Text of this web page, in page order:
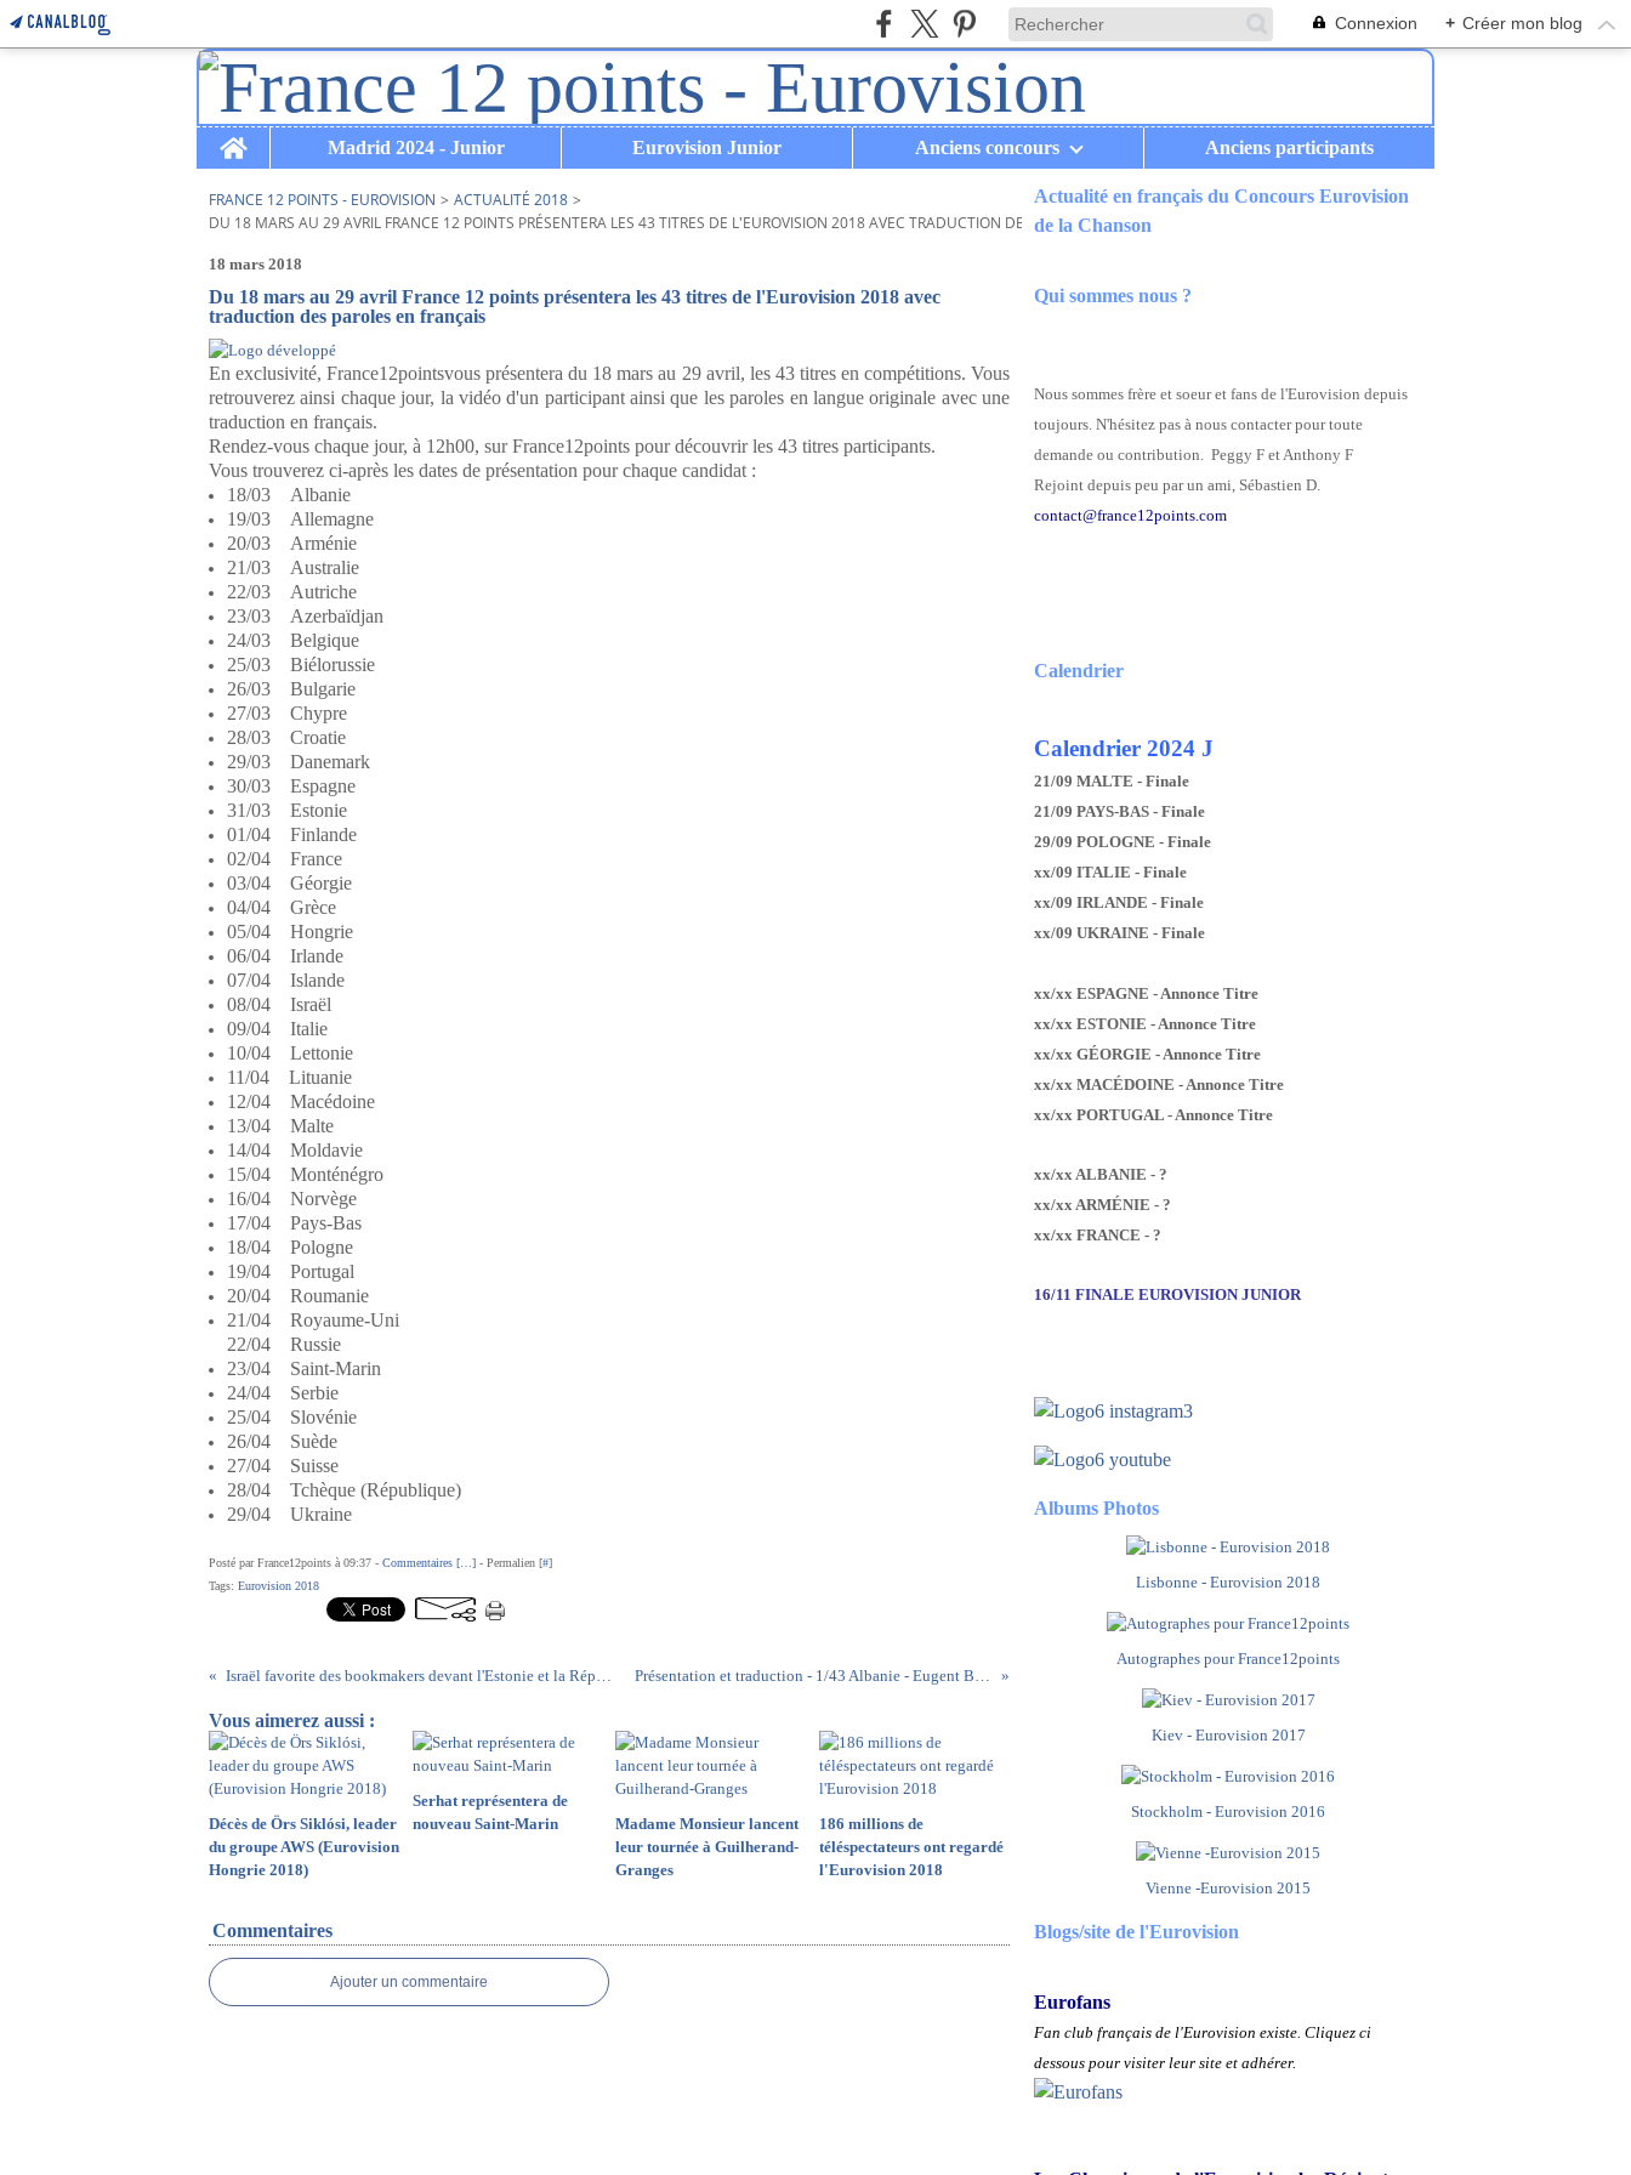
Connexion + Créer mon blog
Home
Madrid 2024 - Junior Eurovision Junior Anciens concours Anciens participants
FRANCE 12 POINTS - EUROVISION > ACTUALITÉ 2018 >
DU 18 MARS AU 29 AVRIL FRANCE 12 POINTS PRÉSENTERA LES 43 TITRES DE L'EUROVISION 2018 AVEC TRADUCTION DES PAROLES EN FRANÇAIS
18 mars 2018
Du 18 mars au 29 avril France 12 points présentera les 43 titres de l'Eurovision 2018 avec
traduction des paroles en français
En exclusivité, France12pointsvous présentera du 18 mars au 29 avril, les 43 titres en compétitions. Vous
retrouverez ainsi chaque jour, la vidéo d'un participant ainsi que les paroles en langue originale avec une
traduction en français.
Rendez-vous chaque jour, à 12h00, sur France12points pour découvrir les 43 titres participants.
Vous trouverez ci-après les dates de présentation pour chaque candidat :
18/03 Albanie
19/03 Allemagne
20/03 Arménie
21/03 Australie
22/03 Autriche
23/03 Azerbaïdjan
24/03 Belgique
25/03 Biélorussie
26/03 Bulgarie
27/03 Chypre
28/03 Croatie
29/03 Danemark
30/03 Espagne
31/03 Estonie
01/04 Finlande
02/04 France
03/04 Géorgie
04/04 Grèce
05/04 Hongrie
06/04 Irlande
07/04 Islande
08/04 Israël
09/04 Italie
10/04 Lettonie
11/04 Lituanie
12/04 Macédoine
13/04 Malte
14/04 Moldavie
15/04 Monténégro
16/04 Norvège
17/04 Pays-Bas
18/04 Pologne
19/04 Portugal
20/04 Roumanie
21/04 Royaume-Uni
22/04 Russie
23/04 Saint-Marin
24/04 Serbie
25/04 Slovénie
26/04 Suède
27/04 Suisse
28/04 Tchèque (République)
29/04 Ukraine
Posté par France12points à 09:37 - Commentaires [ ] - Permalien [#]
Tags: Eurovision 2018
Israël favorite des bookmakers devant l'Estonie et la République Tchèque Présentation et traduction - 1/43 Albanie - Eugent Bushpepa - Mall
Vous aimerez aussi :
Décès de Örs Siklósi, leader
du groupe AWS (Eurovision
Hongrie 2018)
Serhat représentera de
nouveau Saint-Marin
Madame Monsieur lancent
leur tournée à Guilherand-
Granges
186 millions de
téléspectateurs ont regardé
l'Eurovision 2018
Commentaires
Ajouter un commentaire
Actualité en français du Concours Eurovision
de la Chanson
Qui sommes nous ?
Nous sommes frère et soeur et fans de l'Eurovision depuis
toujours. N'hésitez pas à nous contacter pour toute
demande ou contribution. Peggy F et Anthony F
Rejoint depuis peu par un ami, Sébastien D.
contact@france12points.com
Calendrier
Calendrier 2024 J
21/09 MALTE - Finale
21/09 PAYS-BAS - Finale
29/09 POLOGNE - Finale
xx/09 ITALIE - Finale
xx/09 IRLANDE - Finale
xx/09 UKRAINE - Finale
xx/xx ESPAGNE - Annonce Titre
xx/xx ESTONIE - Annonce Titre
xx/xx GÉORGIE - Annonce Titre
xx/xx MACÉDOINE - Annonce Titre
xx/xx PORTUGAL - Annonce Titre
xx/xx ALBANIE - ?
xx/xx ARMÉNIE - ?
xx/xx FRANCE - ?
16/11 FINALE EUROVISION JUNIOR
Albums Photos
Lisbonne - Eurovision 2018
Autographes pour France12points
Kiev - Eurovision 2017
Stockholm - Eurovision 2016
Vienne -Eurovision 2015
Blogs/site de l'Eurovision
Eurofans
Fan club français de l'Eurovision existe. Cliquez ci
dessous pour visiter leur site et adhérer.